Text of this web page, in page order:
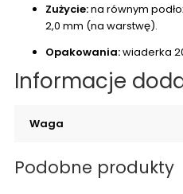
Zużycie:na równym
2,0 mm (na warstwę).
Opakowania:wiaderka
Informacje
Waga
Podobne produkty